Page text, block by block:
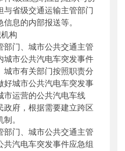
省级交通运输主管部门
息的内部报送等。
构
门、城市公共交通主管
城市公共汽电车突发事件
城市有关部门按照职责分
好城市公共汽电车突发事
市运营的公共汽电车线
政府，根据需要建立跨区
。
门、城市公共交通主管
汽电车突发事件应急组